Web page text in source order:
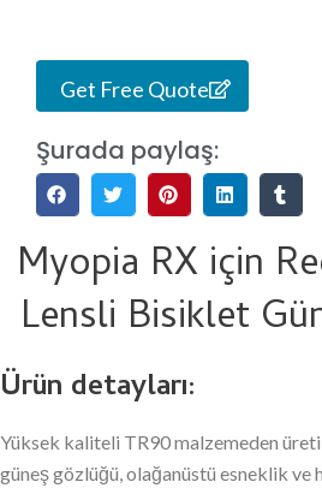
Get Free Quote
Şurada paylaş:
Myopia RX için
Lensli Bisiklet
Ürün detayları:
Yüksek kaliteli TR90 malzemeden
güneş gözlüğü, olağanüstü esneklik